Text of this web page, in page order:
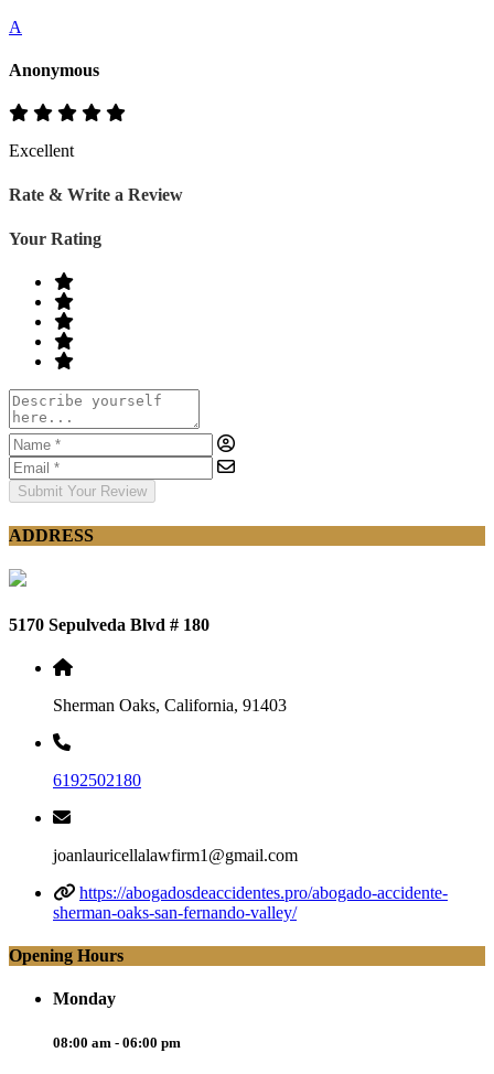
A
Anonymous
Excellent
Rate & Write a Review
Your Rating
Submit Your Review
ADDRESS
5170 Sepulveda Blvd # 180
Sherman Oaks, California, 91403
6192502180
joanlauricellalawfirm1@gmail.com
https://abogadosdeaccidentes.pro/abogado-accidente-
sherman-oaks-san-fernando-valley/
Opening Hours
Monday
08:00 am - 06:00 pm